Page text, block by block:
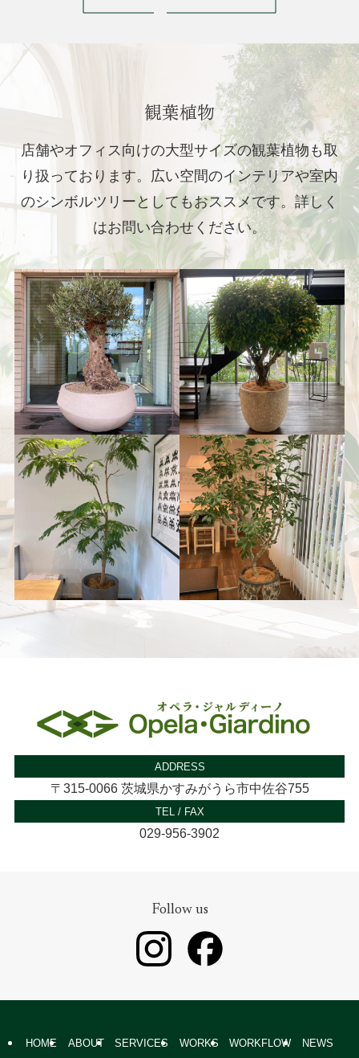
観葉植物
店舗やオフィス向けの大型サイズの観葉植物も取
り扱っております。 広い空間のインテリアや室内
のシンボルツリーとしてもおススメです。詳しく
はお問い合わせください。
ADDRESS
〒315-0066 茨城県かすみがうら市中佐谷755
TEL / FAX
029-956-3902
Follow us
HOME ABOUT SERVICES WORKS WORKFLOW NEWS